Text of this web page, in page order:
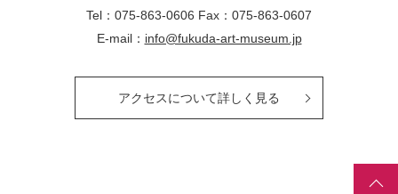
Tel：075-863-0606 Fax：075-863-0607
E-mail： info@fukuda-art-museum.jp
アクセスについて詳しく見る